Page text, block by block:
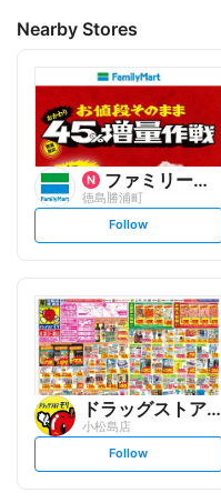
Nearby Stores
ファミリーマート
徳島勝浦町
s
t
l
o
w
Follow
ドラッグストアモリ
小松島店
s
t
Follow